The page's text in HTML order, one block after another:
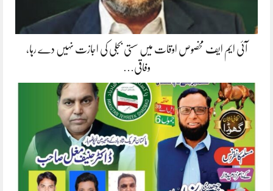
آئی ایم ایف مخصوص اوقات میں سستی بجلی کی اجازت نہیں دے رہا،
وفاقی…